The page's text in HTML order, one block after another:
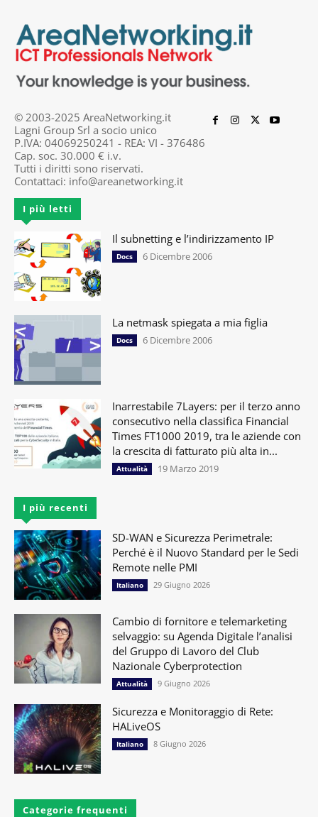
© 2003-2025 AreaNetworking.it
Lagni Group Srl a socio unico
P.IVA: 04069250241 - REA: VI - 376486
Cap. soc. 30.000 € i.v.
Tutti i diritti sono riservati.
Contattaci: info@areanetworking.it
I più letti
Il subnetting e l’indirizzamento IP
Docs 6 Dicembre 2006
La netmask spiegata a mia figlia
Docs 6 Dicembre 2006
Inarrestabile 7Layers: per il terzo anno
consecutivo nella classifica Financial
Times FT1000 2019, tra le aziende con
la crescita di fatturato più alta in...
Attualità 19 Marzo 2019
I più recenti
SD-WAN e Sicurezza Perimetrale:
Perché è il Nuovo Standard per le Sedi
Remote nelle PMI
Italiano 29 Giugno 2026
Cambio di fornitore e telemarketing
selvaggio: su Agenda Digitale l’analisi
del Gruppo di Lavoro del Club
Nazionale Cyberprotection
Attualità 9 Giugno 2026
Sicurezza e Monitoraggio di Rete:
HALiveOS
Italiano 8 Giugno 2026
Categorie frequenti